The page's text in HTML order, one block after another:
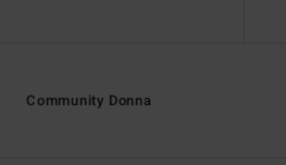
Community Donna